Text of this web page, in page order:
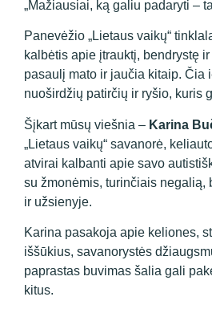
„Mažiausiai, ką galiu padaryti –
Panevėžio „Lietaus vaikų“
kalbėtis apie įtrauktį, bendrystę
pasaulį mato ir jaučia kitaip. Čia
nuoširdžių patirčių ir ryšio, kuris
Šįkart mūsų viešnia – Karina
„Lietaus vaikų“ savanorė,
atvirai kalbanti apie savo
su žmonėmis, turinčiais negalią,
ir užsienyje.
Karina pasakoja apie keliones,
iššūkius, savanorystės
paprastas buvimas šalia gali
kitus.